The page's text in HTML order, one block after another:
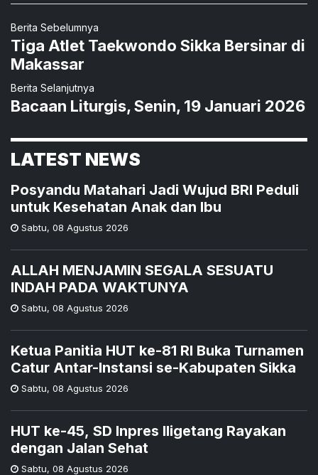
Berita Sebelumnya
Tiga Atlet Taekwondo Sikka Bersinar di
Makassar
Berita Selanjutnya
Bacaan Liturgis, Senin, 19 Januari 2026
LATEST NEWS
Posyandu Matahari Jadi Wujud BRI Peduli
untuk Kesehatan Anak dan Ibu
Sabtu, 08 Agustus 2026
ALLAH MENJAMIN SEGALA SESUATU
INDAH PADA WAKTUNYA
Sabtu, 08 Agustus 2026
Ketua Panitia HUT ke-81 RI Buka Turnamen
Catur Antar-Instansi se-Kabupaten Sikka
Sabtu, 08 Agustus 2026
HUT ke-45, SD Inpres Iligetang Rayakan
dengan Jalan Sehat
Sabtu, 08 Agustus 2026